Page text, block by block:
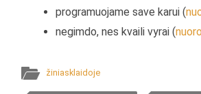
programuojame save karui (
negimdo, nes kvaili vyrai (
žiniasklaidoje